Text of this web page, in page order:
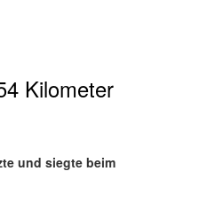
Kilometer
und siegte beim